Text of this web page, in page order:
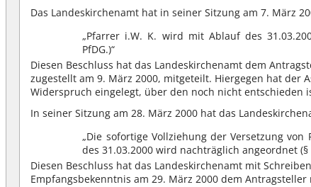
Das Landeskirchenamt hat in seiner Sitzung am 7. März
„Pfarrer i.W. K. wird mit Ablauf des
PfDG.)“
Diesen Beschluss hat das Landeskirchenamt dem
zugestellt am 9. März 2000, mitgeteilt. Hiergegen hat der
Widerspruch eingelegt, über den noch nicht entschieden
In seiner Sitzung am 28. März 2000 hat das
„Die sofortige Vollziehung der Versetzung
des 31.03.2000 wird nachträglich angeordnet (§
Diesen Beschluss hat das Landeskirchenamt mit
Empfangsbekenntnis am 29. März 2000 dem